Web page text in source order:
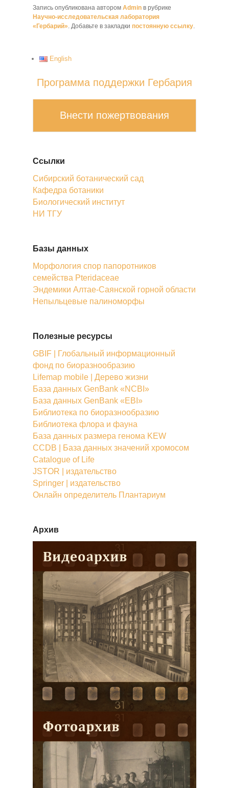
Запись опубликована автором Admin в рубрике
Научно-исследовательская лаборатория
«Гербарий». Добавьте в закладки постоянную ссылку.
English
Программа поддержки Гербария
Внести пожертвования
Ссылки
Сибирский ботанический сад
Кафедра ботаники
Биологический институт
НИ ТГУ
Базы данных
Морфология спор папоротников
семейства Pteridaceae
Эндемики Алтае-Саянской горной области
Непыльцевые палиноморфы
Полезные ресурсы
GBIF | Глобальный информационный
фонд по биоразнообразию
Lifemap mobile | Дерево жизни
База данных GenBank «NCBI»
База данных GenBank «EBI»
Библиотека по биоразнообразию
Библиотека флора и фауна
База данных размера генома KEW
CCDB | База данных значений хромосом
Catalogue of Life
JSTOR | издательство
Springer | издательство
Онлайн определитель Плантариум
Архив